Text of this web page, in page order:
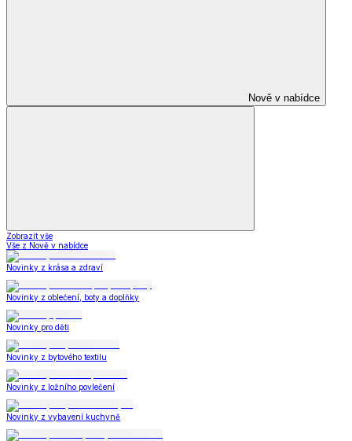
Nově v nabídce
Zobrazit vše
Vše z Nově v nabídce
Novinky z krása a zdraví
Novinky z oblečení, boty a doplňky
Novinky pro děti
Novinky z bytového textilu
Novinky z ložního povlečení
Novinky z vybavení kuchyně